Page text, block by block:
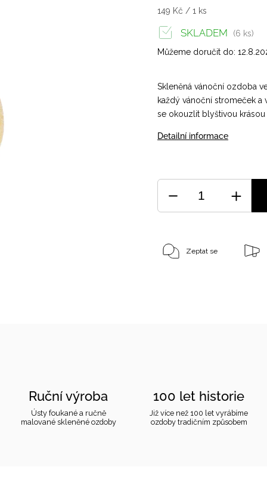
149 Kč / 1 ks
Skleněná vánoční ozdoba
každý vánoční stromeček
se okouzlit blyštivou
Detailní informace
SKLADEM
(6 ks)
Můžeme doručit do:
Zeptat se
Ruční výroba
Ústy foukané a ručně
malované skleněné ozdoby
100 let historie
Již více než 100 let vyrábíme
ozdoby tradičním způsobem